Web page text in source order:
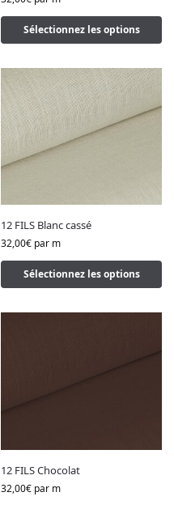
Sélectionnez les options
12 FILS Blanc cassé
32,00€ par m
Sélectionnez les options
12 FILS Chocolat
32,00€ par m